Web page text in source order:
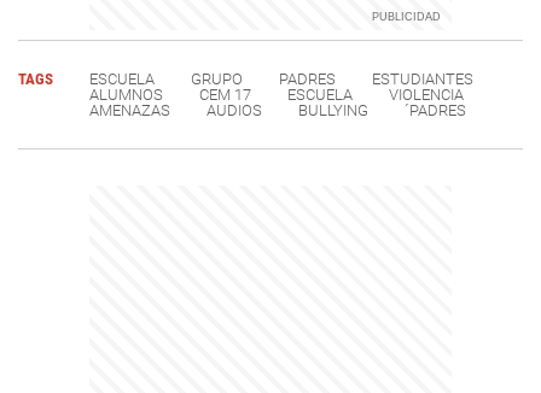
TAGS ESCUELA GRUPO PADRES
ESTUDIANTES
ALUMNOS
CEM 17 ESCUELA
VIOLENCIA
AMENAZAS
AUDIOS BULLYING ´PADRES